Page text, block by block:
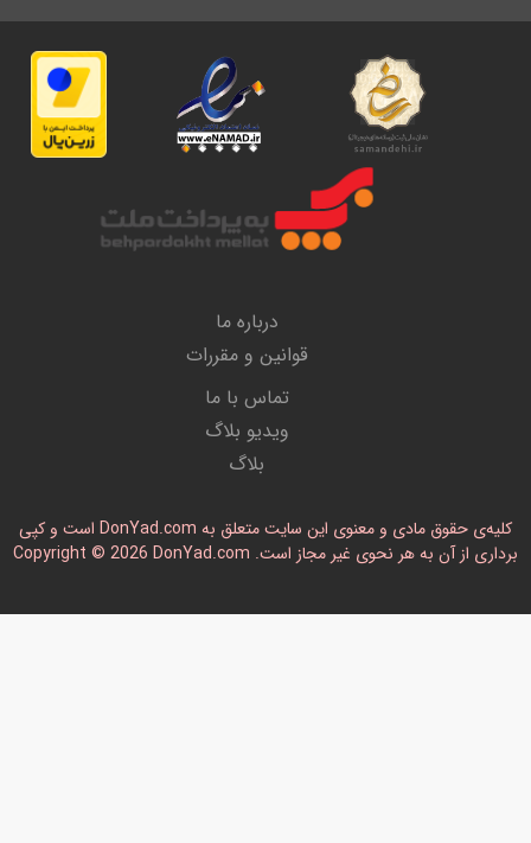
درباره ما
قوانین و مقررات
تماس با ما
ویدیو بلاگ
بلاگ
کلیه‌ی حقوق مادی و معنوی این سایت متعلق به DonYad.com است و کپی
برداری از آن به هر نحوی غیر مجاز است. Copyright © 2026 DonYad.com